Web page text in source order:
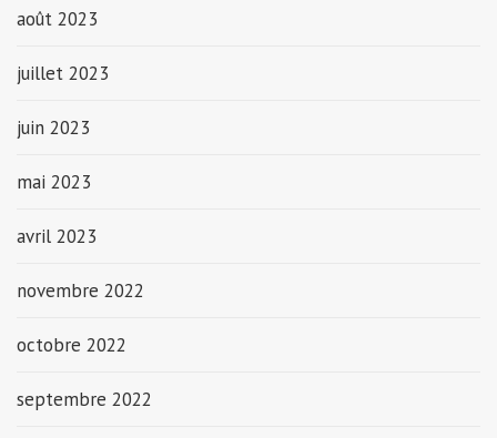
août 2023
juillet 2023
juin 2023
mai 2023
avril 2023
novembre 2022
octobre 2022
septembre 2022